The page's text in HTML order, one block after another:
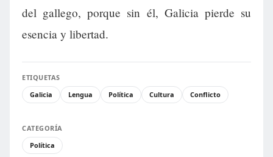
del gallego, porque sin él, Galicia pierde su
esencia y libertad.
ETIQUETAS
Galicia
Lengua Política Cultura Conflicto
CATEGORÍA
Política